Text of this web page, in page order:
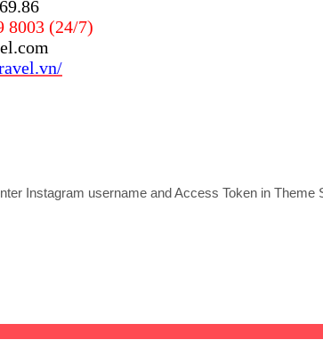
8003 (24/7)
Instagram username and Access Token in Theme